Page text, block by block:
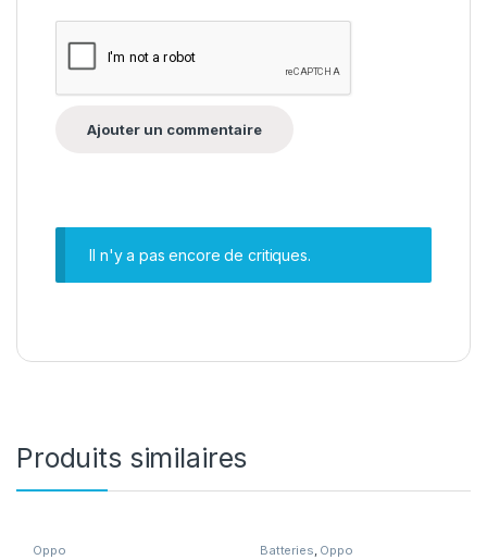
Il n'y a pas encore de critiques.
Produits similaires
Oppo Batteries Oppo